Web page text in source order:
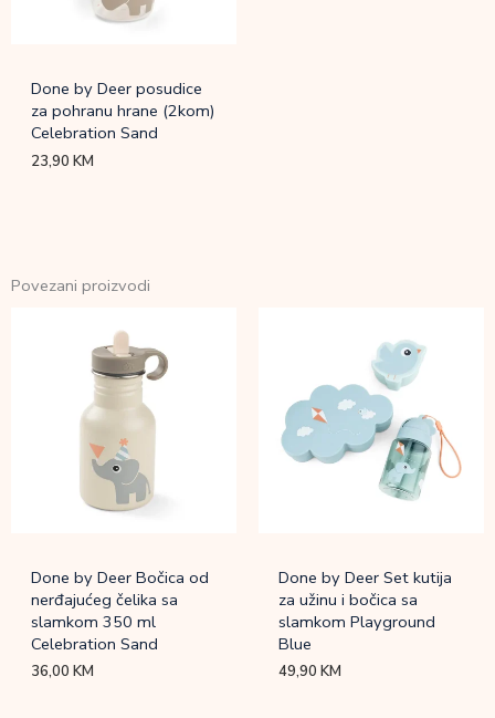
Done by Deer posudice
za pohranu hrane (2kom)
Celebration Sand
23,90KM
Povezani proizvodi
Done by Deer Bočica od
nerđajućeg čelika sa
slamkom 350 ml
Celebration Sand
36,00KM
Done by Deer Set kutija
za užinu i bočica sa
slamkom Playground
Blue
49,90KM